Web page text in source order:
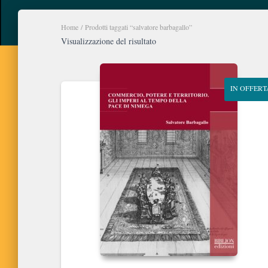
Home / Prodotti taggati “salvatore barbagallo”
Visualizzazione del risultato
IN